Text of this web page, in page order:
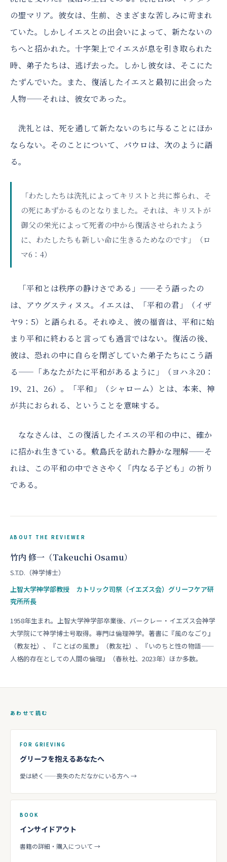
の聖マリア。彼女は、生前、さまざまな苦しみに苛まれ
ていた。しかしイエスとの出会いによって、新たないの
ちへと招かれた。十字架上でイエスが息を引き取られた
時、弟子たちは、逃げ去った。しかし彼女は、そこにた
たずんでいた。また、復活したイエスと最初に出会った
人物——それは、彼女であった。
洗礼とは、死を通して新たないのちに与ることにほか
ならない。そのことについて、パウロは、次のように語
る。
「わたしたちは洗礼によってキリストと共に葬られ、そ
の死にあずかるものとなりました。それは、キリストが
御父の栄光によって死者の中から復活させられたよう
に、わたしたちも新しい命に生きるためなのです」（ロ
マ6：4）
「平和とは秩序の静けさである」——そう語ったの
は、アウグスティヌス。イエスは、「平和の君」（イザ
ヤ9：5）と語られる。それゆえ、彼の福音は、平和に始
まり平和に終わると言っても過言ではない。復活の後、
彼は、恐れの中に自らを閉ざしていた弟子たちにこう語
る——「あなたがたに平和があるように」（ヨハネ20：
19、21、26）。「平和」（シャローム）とは、本来、神
が共におられる、ということを意味する。
ななさんは、この復活したイエスの平和の中に、確か
に招かれ生きている。敷島氏を訪れた静かな理解——そ
れは、この平和の中でささやく「内なる子ども」の祈り
である。
ABOUT THE REVIEWER
竹内 修一（Takeuchi Osamu）
S.T.D.（神学博士）
上智大学神学部教授 カトリック司祭（イエズス会）グリーフケア研
究所所長
1958年生まれ。上智大学神学部卒業後、バークレー・イエズス会神学
大学院にて神学博士号取得。専門は倫理神学。著書に『風のなごり』
（教友社）、『ことばの風景』（教友社）、『いのちと性の物語——
人格的存在としての人間の倫理』（春秋社、2023年）ほか多数。
あわせて読む
FOR GRIEVING
グリーフを抱えるあなたへ
愛は続く——喪失のただなかにいる方へ →
BOOK
インサイドアウト
書籍の詳細・購入について →